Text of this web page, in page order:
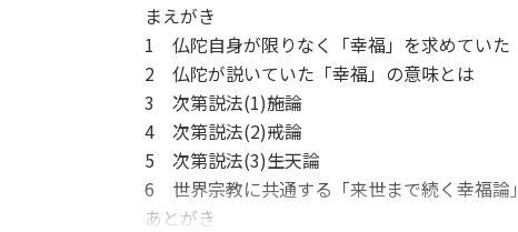
まえがき
1 仏陀自身が限りなく「幸福」を求めていた
2 仏陀が説いていた「幸福」の意味とは
3 次第説法(1)――施論
4 次第説法(2)――戒論
5 次第説法(3)――生天論
6 世界宗教に共通する「来世まで続く幸福論」
あとがき